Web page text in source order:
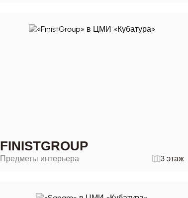
FINISTGROUP
Предметы интерьера 3 этаж